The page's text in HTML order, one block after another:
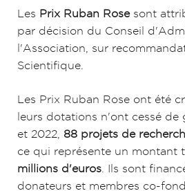
Les Prix Ruban Rose sont
par décision du Conseil
l'Association, sur
Scientifique.
Les Prix Ruban Rose ont été
leurs dotations n'ont cessé
et 2022, 88 projets de
ce qui représente un montant
millions d'euros . Ils sont
donateurs et membres co-